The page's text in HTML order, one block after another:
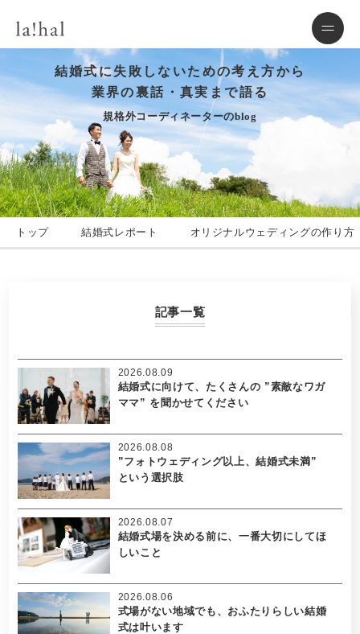
結婚式に失敗しないための考え方から
業界の裏話・真実まで語る
規格外コーディネーターのblog
トップ 結婚式レポート オリジナルウェディングの作り方
記事一覧
結婚式に向けて、たくさんの ”素敵なワガ
ママ” を聞かせてください
2026.08.09
”フォトウェディング以上、結婚式未満”
という選択肢
2026.08.08
結婚式場を決める前に、一番大切にしてほ
しいこと
2026.08.07
式場がない地域でも、おふたりらしい結婚
式は叶います
2026.08.06